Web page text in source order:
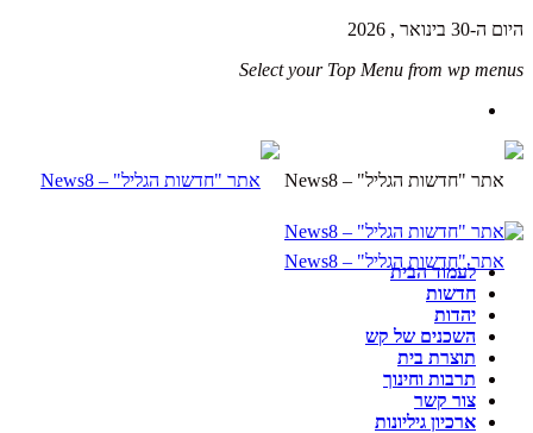
היום ה-30 בינואר , 2026
Select your Top Menu from wp menus
לעמוד הבית
חדשות
יהדות
השכנים של קש
תוצרת בית
תרבות וחינוך
צור קשר
ארכיון גיליונות